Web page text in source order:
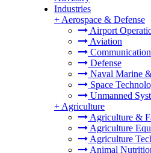
Industries
+ Aerospace & Defense
Airport
Aviation
Defense
Naval Marine
Space
Unmanned
+ Agriculture
Agriculture &
Agriculture
Agriculture
Animal